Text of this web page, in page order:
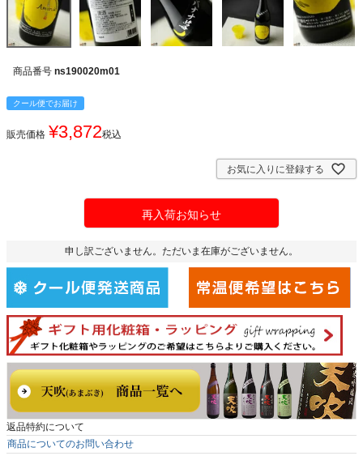
商品番号 ns190020m01
クール便でお届け
販売価格 ¥3,872税込
お気に入りに登録する
再入荷お知らせ
申し訳ございません。ただいま在庫がございません。
返品特約について
商品についてのお問い合わせ